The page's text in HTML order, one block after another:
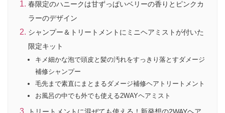
春限定のハニークは甘ずっぱいベリーの香りとピンクカ
ラーのデザイン
シャンプー＆トリートメントにミニヘアミストが付いた
限定キット
キメ細かな泡で頭皮と髪の汚れをすっきり落とすダメージ
補修シャンプー
毛先まで素直にまとまるダメージ補修ヘアトリートメント
お風呂の中でも外でも使える2WAYヘアミスト
トリートメントに混ぜても使える！新発想の2WAYヘア